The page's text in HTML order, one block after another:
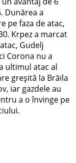
Dunărea a
pe faza de atac,
Krpez a marcat
Gudelj
Corona nu a
ultimul atac al
greșită la Brăila
iar gazdele au
a o învinge pe